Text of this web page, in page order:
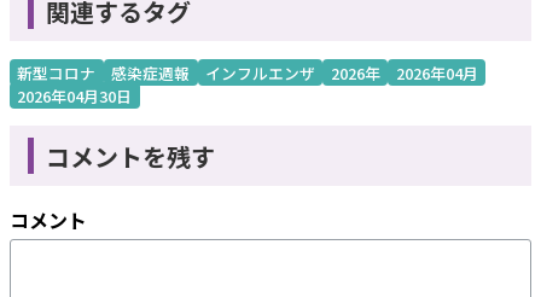
関連するタグ
新型コロナ 感染症週報 インフルエンザ 2026年
2026年04月
2026年04月30日
コメントを残す
コメント